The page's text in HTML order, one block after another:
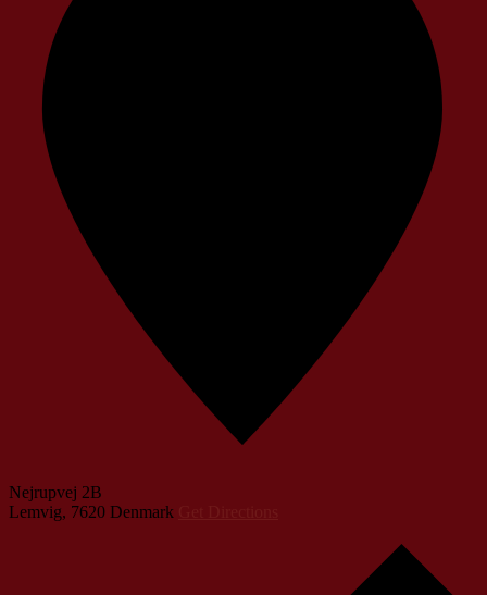
Nejrupvej 2B
Lemvig, 7620 Denmark